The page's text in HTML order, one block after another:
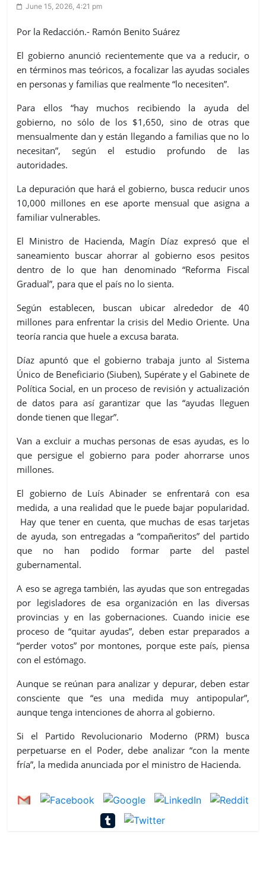
June 15, 2026, 4:21 pm
Por la Redacción.- Ramón Benito Suárez
El gobierno anunció recientemente que va a reducir, o
en términos mas teóricos, a focalizar las ayudas sociales
en personas y familias que realmente “lo necesiten”.
Para ellos “hay muchos recibiendo la ayuda del
gobierno, no sólo de los $1,650, sino de otras que
mensualmente dan y están llegando a familias que no lo
necesitan”, según el estudio profundo de las
autoridades.
La depuración que hará el gobierno, busca reducir unos
10,000 millones en ese aporte mensual que asigna a
familiar vulnerables.
El Ministro de Hacienda, Magín Díaz expresó que el
saneamiento buscar ahorrar al gobierno esos pesitos
dentro de lo que han denominado “Reforma Fiscal
Gradual”, para que el país no lo sienta.
Según establecen, buscan ubicar alrededor de 40
millones para enfrentar la crisis del Medio Oriente. Una
teoría rancia que huele a excusa barata.
Díaz apuntó que el gobierno trabaja junto al Sistema
Único de Beneficiario (Siuben), Supérate y el Gabinete de
Política Social, en un proceso de revisión y actualización
de datos para así garantizar que las “ayudas lleguen
donde tienen que llegar”.
Van a excluir a muchas personas de esas ayudas, es lo
que persigue el gobierno para poder ahorrarse unos
millones.
El gobierno de Luís Abinader se enfrentará con esa
medida, a una realidad que le puede bajar popularidad.
Hay que tener en cuenta, que muchas de esas tarjetas
de ayuda, son entregadas a “compañeritos” del partido
que no han podido formar parte del pastel
gubernamental.
A eso se agrega también, las ayudas que son entregadas
por legisladores de esa organización en las diversas
provincias y en las gobernaciones. Cuando inicie ese
proceso de “quitar ayudas”, deben estar preparados a
“perder votos” por montones, porque este país, piensa
con el estómago.
Aunque se reúnan para analizar y depurar, deben estar
consciente que “es una medida muy antipopular”,
aunque tenga intenciones de ahorra al gobierno.
Si el Partido Revolucionario Moderno (PRM) busca
perpetuarse en el Poder, debe analizar “con la mente
fría”, la medida anunciada por el ministro de Hacienda.